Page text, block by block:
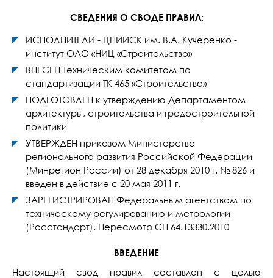
СВЕДЕНИЯ О СВОДЕ ПРАВИЛ:
ИСПОЛНИТЕЛИ - ЦНИИСК им. В.А. Кучеренко -
институт ОАО «НИЦ «Строительство»
ВНЕСЕН Техническим комитетом по
стандартизации ТК 465 «Строительство»
ПОДГОТОВЛЕН к утверждению Департаментом
архитектуры, строительства и градостроительной
политики
УТВЕРЖДЕН приказом Министерства
регионального развития Российской Федерации
(Минрегион России) от 28 декабря 2010 г. № 826 и
введен в действие с 20 мая 2011 г.
ЗАРЕГИСТРИРОВАН Федеральным агентством по
техническому регулированию и метрологии
(Росстандарт). Пересмотр СП 64.13330.2010
ВВЕДЕНИЕ
Настоящий свод правил составлен с целью